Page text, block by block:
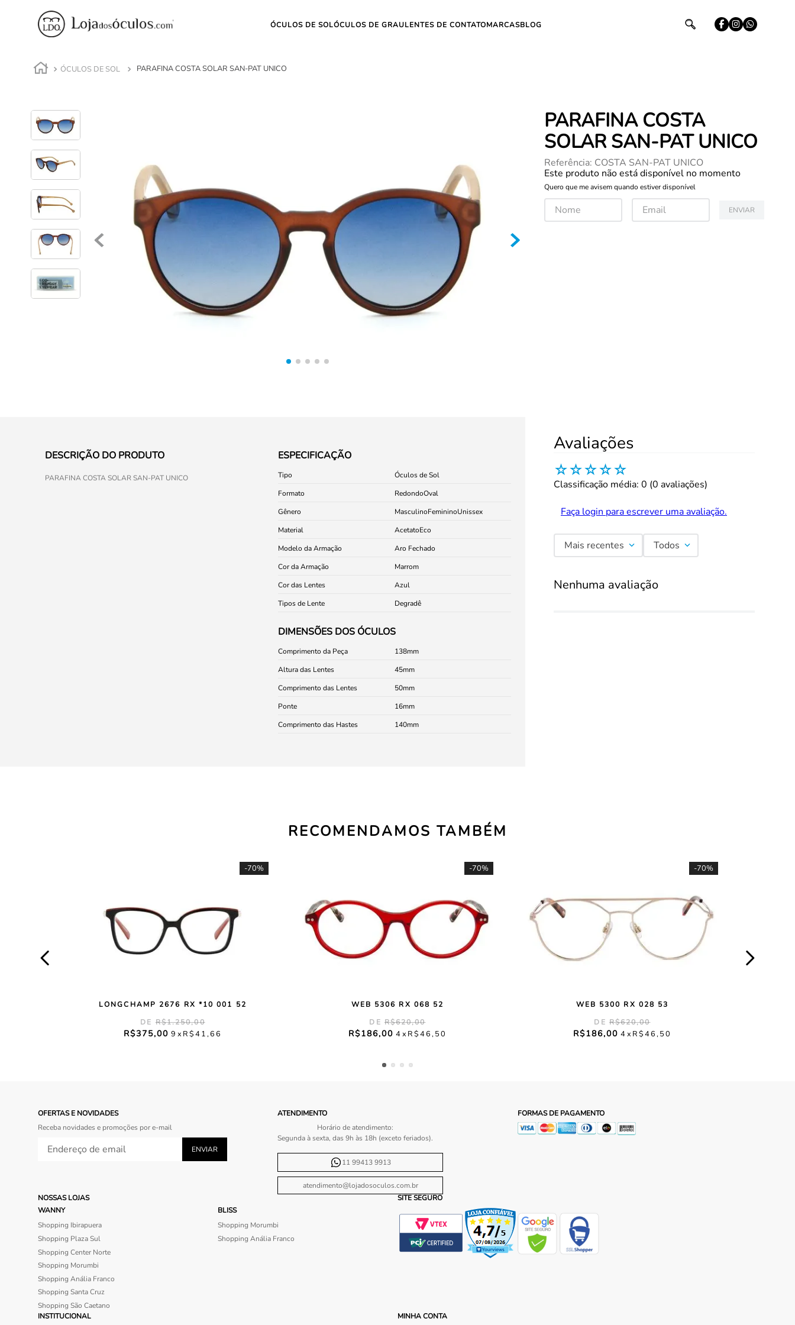
ÓCULOS DE SOLÓCULOS DE GRAULENTES DE CONTATOMARCASBLOG
ÓCULOS DE SOL PARAFINA COSTA SOLAR SAN-PAT UNICO
PARAFINA COSTA
SOLAR SAN-PAT UNICO
Referência: COSTA SAN-PAT UNICO
Este produto não está disponível no momento
Quero que me avisem quando estiver disponível
ENVIAR
DESCRIÇÃO DO PRODUTO
PARAFINA COSTA SOLAR SAN-PAT UNICO
ESPECIFICAÇÃO
Tipo
Óculos de Sol
Formato
RedondoOval
Gênero
MasculinoFemininoUnissex
Material
AcetatoEco
Modelo da Armação
Aro Fechado
Cor da Armação
Marrom
Cor das Lentes
Azul
Tipos de Lente
Degradê
DIMENSÕES DOS ÓCULOS
Comprimento da Peça
138
Altura das Lentes
45
Comprimento das Lentes
50
Ponte
16
Comprimento das Hastes
140
Avaliações
☆☆☆☆☆
Classificação média: 0 (0 avaliações)
Faça login para escrever uma avaliação.
Mais recentes Todos
Nenhuma avaliação
RECOMENDAMOS TAMBÉM
-70%
LONGCHAMP 2676 RX *10 001 52
R$1.250,00
R$375,00 9 R$41,66
-70%
WEB 5306 RX 068 52
R$620,00
R$186,00 4 R$46,50
-70%
WEB 5300 RX 028 53
R$620,00
R$186,00 4 R$46,50
OFERTAS E NOVIDADES
Receba novidades e promoções por e-mail
ATENDIMENTO
Horário de atendimento:
Segunda à sexta, das 9h às 18h (exceto feriados).
11 99413 9913
atendimento@lojadosoculos.com.br
FORMAS DE PAGAMENTO
NOSSAS LOJAS
WANNY
Shopping Ibirapuera
Shopping Plaza Sul
Shopping Center Norte
Shopping Morumbi
Shopping Anália Franco
Shopping Santa Cruz
Shopping São Caetano
BLISS
Shopping Morumbi
Shopping Anália Franco
SITE SEGURO
INSTITUCIONAL MINHA CONTA